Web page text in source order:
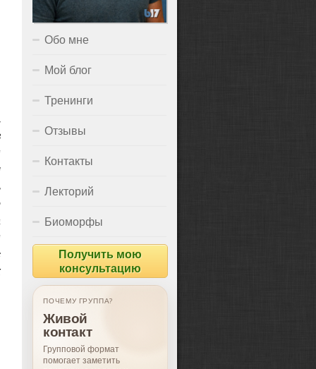
Обо мне
Мой блог
Тренинги
Отзывы
Контакты
Лекторий
Биоморфы
Получить мою
консультацию
ПОЧЕМУ ГРУППА?
Живой
контакт
Групповой формат
помогает заметить
ДЛЯ ЧЕГО ГРУППА?
Поддержка,
опыт, рост
Подходит тем, кто хочет
лучше понимать себя и